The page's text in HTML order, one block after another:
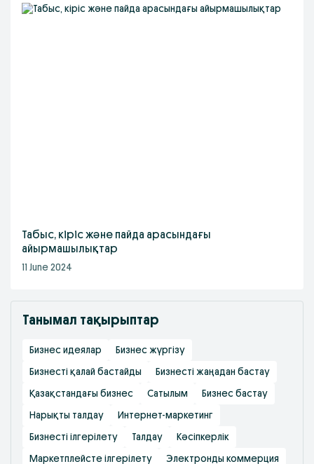
Табыс, кіріс және пайда арасындағы
айырмашылықтар
11 June 2024
Танымал тақырыптар
Бизнес идеялар Бизнес жүргізу
Бизнесті қалай бастайды Бизнесті жаңадан бастау
Қазақстандағы бизнес Сатылым Бизнес бастау
Нарықты талдау Интернет-маркетинг
Бизнесті ілгерілету Талдау Кәсіпкерлік
Маркетплейсте ілгерілету Электронды коммерция